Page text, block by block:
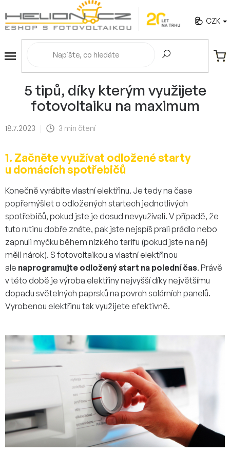
na
obsah
CZK
5 tipů, díky kterým využijete
fotovoltaiku na maximum
18.7.2023 3 min čtení
1. Začněte využívat odložené starty
u domácích spotřebičů
Konečně vyrábíte vlastní elektřinu. Je tedy na čase
popřemýšlet o odložených startech jednotlivých
spotřebičů, pokud jste je dosud nevyužívali. V případě, že
tuto rutinu dobře znáte, pak jste nejspíš prali prádlo nebo
zapnuli myčku během nízkého tarifu (pokud jste na něj
měli nárok). S fotovoltaikou a vlastní elektřinou
ale naprogramujte odložený start na polední čas. Právě
v této době je výroba elektřiny nejvyšší díky největšímu
dopadu světelných paprsků na povrch solárních panelů.
Vyrobenou elektřinu tak využijete efektivně.